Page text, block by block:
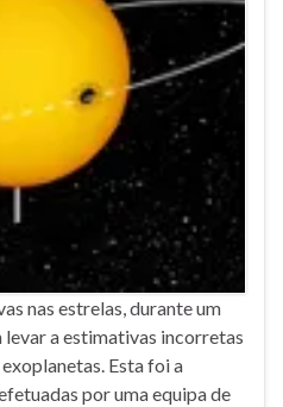
nas estrelas, durante um
a estimativas incorretas
Esta foi a
por uma equipa de